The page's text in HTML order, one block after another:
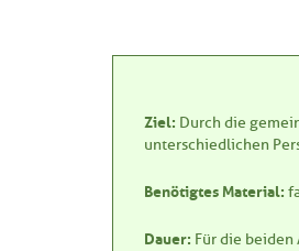
Ziel: Durch die
unterschiedlichen
Benötigtes Material:
Dauer: Für die